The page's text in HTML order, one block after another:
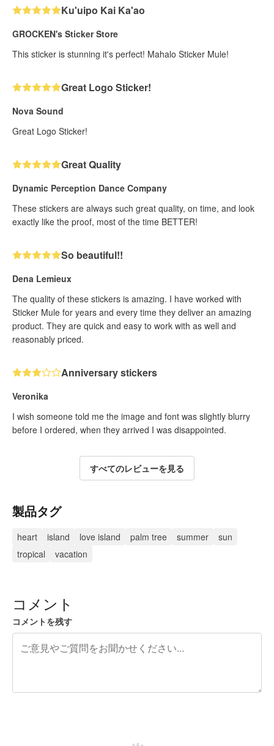
Ku'uipo Kai Ka'ao
GROCKEN's Sticker Store
This sticker is stunning it's perfect! Mahalo Sticker Mule!
Great Logo Sticker!
Nova Sound
Great Logo Sticker!
Great Quality
Dynamic Perception Dance Company
These stickers are always such great quality, on time, and look
exactly like the proof, most of the time BETTER!
So beautiful!!
Dena Lemieux
The quality of these stickers is amazing. I have worked with
Sticker Mule for years and every time they deliver an amazing
product. They are quick and easy to work with as well and
reasonably priced.
Anniversary stickers
Veronika
I wish someone told me the image and font was slightly blurry
before I ordered, when they arrived I was disappointed.
すべてのレビューを見る
製品タグ
heart island love island palm tree summer
sun
tropical
vacation
コメント
コメントを残す